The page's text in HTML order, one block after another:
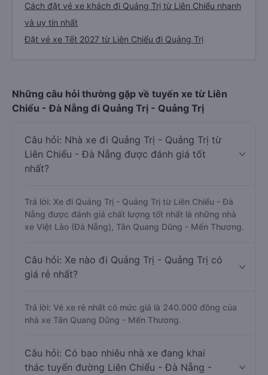
Cách đặt vé xe khách đi Quảng Trị từ Liên Chiểu nhanh
và uy tín nhất
Đặt vé xe Tết 2027 từ Liên Chiểu đi Quảng Trị
Những câu hỏi thường gặp về tuyến xe từ Liên
Chiểu - Đà Nẵng đi Quảng Trị - Quảng Trị
Câu hỏi: Nhà xe đi Quảng Trị - Quảng Trị từ
Liên Chiểu - Đà Nẵng được đánh giá tốt
nhất?
Trả lời: Xe đi Quảng Trị - Quảng Trị từ Liên Chiểu - Đà
Nẵng được đánh giá chất lượng tốt nhất là những nhà
xe Việt Lào (Đà Nẵng), Tân Quang Dũng - Mến Thương.
Câu hỏi: Xe nào đi Quảng Trị - Quảng Trị có
giá rẻ nhất?
Trả lời: Vé xe rẻ nhất có mức giá là 240.000 đồng của
nhà xe Tân Quang Dũng - Mến Thương.
Câu hỏi: Có bao nhiêu nhà xe đang khai
thác tuyến đường Liên Chiểu - Đà Nẵng -